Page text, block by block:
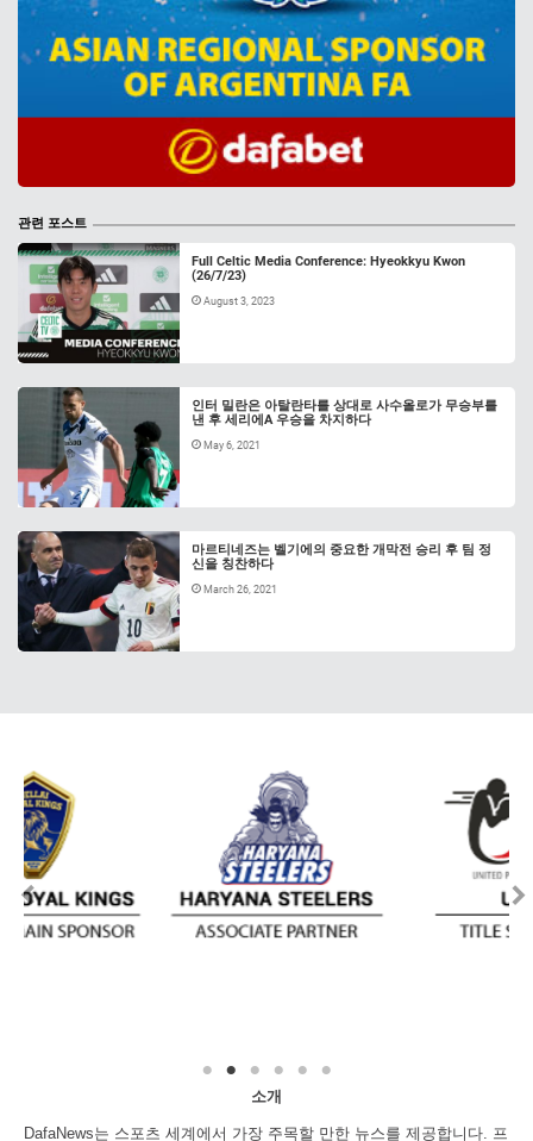
관련 포스트
Full Celtic Media Conference: Hyeokkyu Kwon
(26/7/23)
August 3, 2023
인터 밀란은 아탈란타를 상대로 사수올로가 무승부를
낸 후 세리에A 우승을 차지하다
May 6, 2021
마르티네즈는 벨기에의 중요한 개막전 승리 후 팀 정
신을 칭찬하다
March 26, 2021
소개
DafaNews는 스포츠 세계에서 가장 주목할 만한 뉴스를 제공합니다. 프